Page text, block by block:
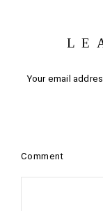
Your email
Comment